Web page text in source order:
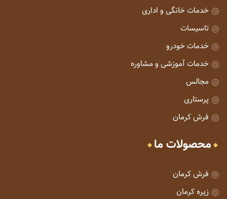
خدمات خانگی و اداری
تاسیسات
خدمات خودرو
خدمات آموزشی و مشاوره
مجالس
پرستاری
فرش کرمان
محصولات ما
فرش کرمان
زیره کرمان